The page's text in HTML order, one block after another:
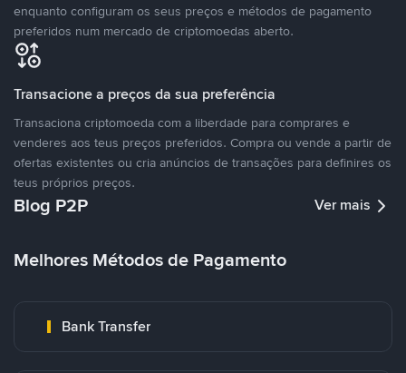
enquanto configuram os seus preços e métodos de pagamento
preferidos num mercado de criptomoedas aberto.
Transacione a preços da sua preferência
Transaciona criptomoeda com a liberdade para comprares e
venderes aos teus preços preferidos. Compra ou vende a partir de
ofertas existentes ou cria anúncios de transações para definires os
teus próprios preços.
Blog P2P Ver mais
Melhores Métodos de Pagamento
Bank Transfer